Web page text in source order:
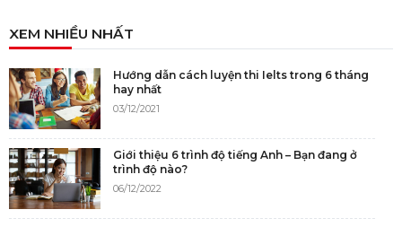
XEM NHIỀU NHẤT
Hướng dẫn cách luyện thi Ielts trong 6 tháng
hay nhất
03/12/2021
Giới thiệu 6 trình độ tiếng Anh – Bạn đang ở
trình độ nào?
06/12/2022